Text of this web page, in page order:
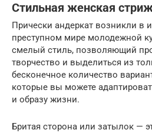
Стильная женская
Прически андеркат возникли в
преступном мире молодежной
смелый стиль, позволяющий
творчество и выделиться из
бесконечное количество
которые вы можете
и образу жизни.
Бритая сторона или затылок —